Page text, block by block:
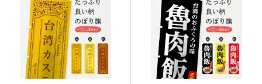
30 902 27060
31 901 27931
32 899 28768
33 897 29601